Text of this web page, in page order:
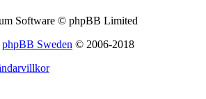
Software © phpBB Limited
phpBB Sweden © 2006-2018